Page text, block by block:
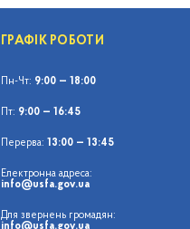
ГРАФІК РОБОТИ
Пн-Чт: 9:00 — 18:00
Пт: 9:00 — 16:45
Перерва: 13:00 — 13:45
Електронна адреса:
info@usfa.gov.ua
Для звернень громадян:
info@usfa.gov.ua